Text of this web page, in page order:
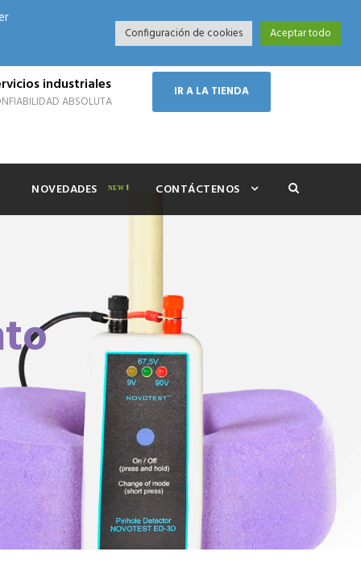
Modo Nocturno
industriales
ABSOLUTA
IR A LA TIENDA
NOVEDADES CONTÁCTENOS
Configuración de cookies Aceptar todo